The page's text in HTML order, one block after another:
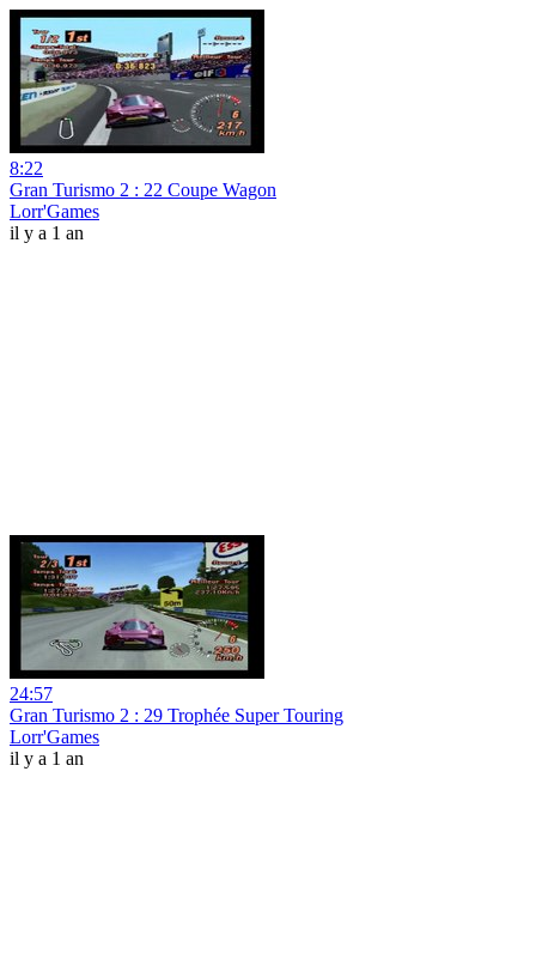
8:22
Gran Turismo 2 : 22 Coupe Wagon
Lorr'Games
il y a 1 an
24:57
Gran Turismo 2 : 29 Trophée Super Touring
Lorr'Games
il y a 1 an